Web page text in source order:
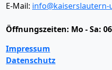
E-Mail:
Öffnungszeiten: Mo - Sa:
Impressum
Datenschutz